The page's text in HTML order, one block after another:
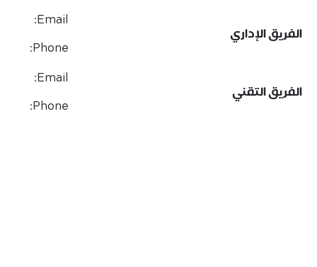
الفريق الإداري
Email:
Phone:
الفريق التقني
Email:
Phone: